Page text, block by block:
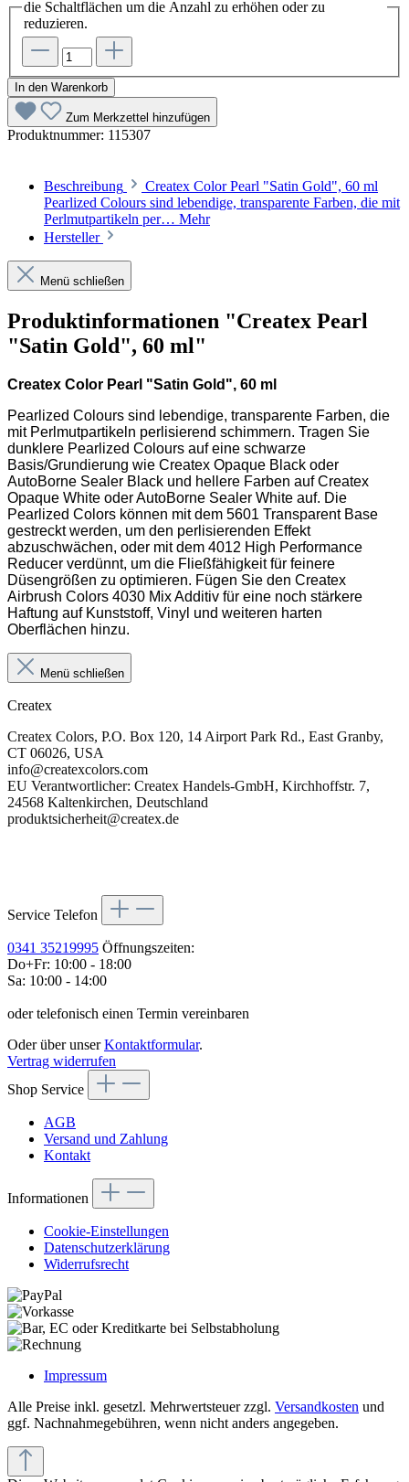
die Schaltflächen um die Anzahl zu erhöhen oder zu
reduzieren.
In den Warenkorb
Zum Merkzettel hinzufügen
Produktnummer: 115307
Beschreibung
Createx Color Pearl "Satin Gold", 60 ml
Pearlized Colours sind lebendige, transparente Farben, die mit
Perlmutpartikeln per… Mehr
Hersteller
Menü schließen
Produktinformationen "Createx Pearl
"Satin Gold", 60 ml"
Createx Color Pearl "Satin Gold", 60 ml
Pearlized Colours sind lebendige, transparente Farben, die
mit Perlmutpartikeln perlisierend schimmern. Tragen Sie
dunklere Pearlized Colours auf eine schwarze
Basis/Grundierung wie Createx Opaque Black oder
AutoBorne Sealer Black und hellere Farben auf Createx
Opaque White oder AutoBorne Sealer White auf. Die
Pearlized Colors können mit dem 5601 Transparent Base
gestreckt werden, um den perlisierenden Effekt
abzuschwächen, oder mit dem 4012 High Performance
Reducer verdünnt, um die Fließfähigkeit für feinere
Düsengrößen zu optimieren. Fügen Sie den Createx
Airbrush Colors 4030 Mix Additiv für eine noch stärkere
Haftung auf Kunststoff, Vinyl und weiteren harten
Oberflächen hinzu.
Menü schließen
Createx
Createx Colors, P.O. Box 120, 14 Airport Park Rd., East Granby,
CT 06026, USA
info@createxcolors.com
EU Verantwortlicher: Createx Handels-GmbH, Kirchhoffstr. 7,
24568 Kaltenkirchen, Deutschland
produktsicherheit@createx.de
Service Telefon
0341 35219995 Öffnungszeiten:
Do+Fr: 10:00 - 18:00
Sa: 10:00 - 14:00
oder telefonisch einen Termin vereinbaren
Oder über unserKontaktformular.
Vertrag widerrufen
Shop Service
AGB
Versand und Zahlung
Kontakt
Informationen
Cookie-Einstellungen
Datenschutzerklärung
Widerrufsrecht
Impressum
Alle Preise inkl. gesetzl. Mehrwertsteuer zzgl. Versandkosten und
ggf. Nachnahmegebühren, wenn nicht anders angegeben.